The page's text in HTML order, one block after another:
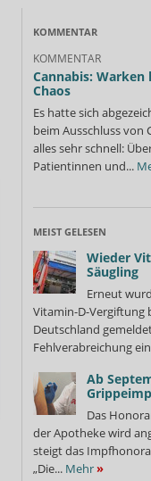
KOMMENTAR
KOMMENTAR
Cannabis:
Chaos
Es hatte sich
beim Ausschluss von
alles sehr schnell:
Patientinnen und...
MEIST GELESEN
Wieder
Säugling
Erneut
Vitamin-D-Vergiftung
Deutschland
Fehlverabreichung
Ab
Das
der Apotheke wird
steigt das
„Die... Mehr»